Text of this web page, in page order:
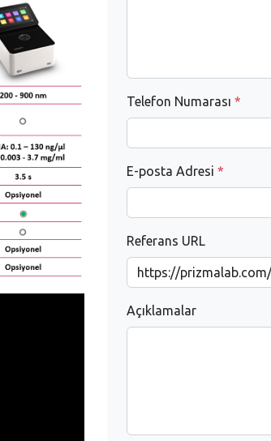
Telefon Numarası *
E-posta Adresi *
Referans URL
Açıklamalar